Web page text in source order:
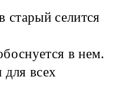
старый селится
в нем.
для всех